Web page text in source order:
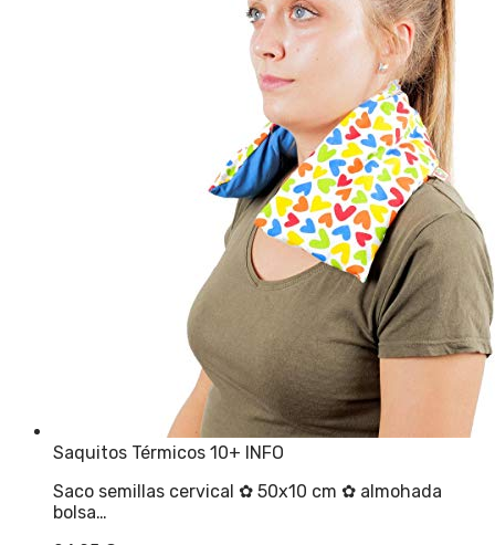
Saquitos Térmicos 10+ INFO
Saco semillas cervical ✿ 50x10 cm ✿ almohada
bolsa…